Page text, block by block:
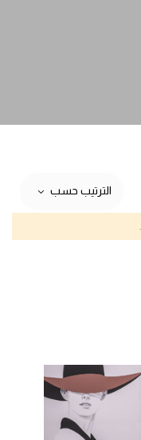
الترتيب حسب